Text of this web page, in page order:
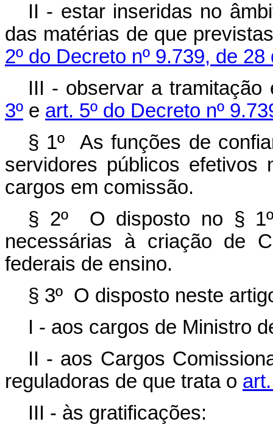
II - estar inseridas no
das matérias de que
2º do Decreto nº 9.739, de
III - observar a
3º e art. 5º do Decreto nº
§ 1º As funções de
servidores públicos efetivos
cargos em comissão.
§ 2º O disposto no §
necessárias à criação de
federais de ensino.
§ 3º O disposto neste
I - aos cargos de Ministro
II - aos Cargos
reguladoras de que trata o
III - às gratificações: